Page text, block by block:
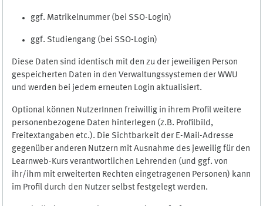
ggf. Matrikelnummer (bei SSO-Login)
ggf. Studiengang (bei SSO-Login)
Diese Daten sind identisch mit den zu der jeweiligen Person
gespeicherten Daten in den Verwaltungssystemen der WWU
und werden bei jedem erneuten Login aktualisiert.
Optional können NutzerInnen freiwillig in ihrem Profil weitere
personenbezogene Daten hinterlegen (z.B. Profilbild,
Freitextangaben etc.). Die Sichtbarkeit der E-Mail-Adresse
gegenüber anderen Nutzern mit Ausnahme des jeweilig für den
Learnweb-Kurs verantwortlichen Lehrenden (und ggf. von
ihr/ihm mit erweiterten Rechten eingetragenen Personen) kann
im Profil durch den Nutzer selbst festgelegt werden.